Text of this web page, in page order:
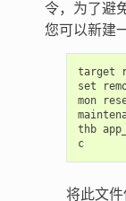
令，为了避
您可以新建
target
set
mon
thb
c
将此文件